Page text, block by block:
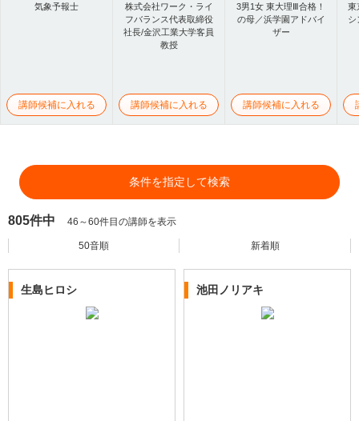
気象予報士
講師候補に入れる
株式会社ワーク・ライ
フバランス代表取締役
社長/金沢工業大学客員
教授
講師候補に入れる
3男1女 東大理Ⅲ合格！
の母／浜学園アドバイ
ザー
講師候補に入れる
東
シ
条件を指定して検索
805件中 46～60件目の講師を表示
50音順 新着順
生島ヒロシ 池田ノリアキ